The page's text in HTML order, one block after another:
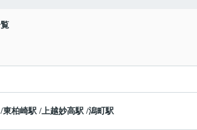
/東柏崎駅 /上越妙高駅 /潟町駅